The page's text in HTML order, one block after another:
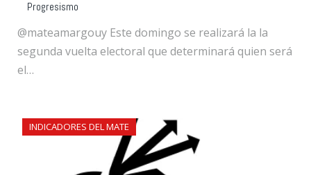
Progresismo
@mateamargouy Este domingo se realizará la la
segunda vuelta electoral que determinará quien será
el…
INDICADORES DEL MATE